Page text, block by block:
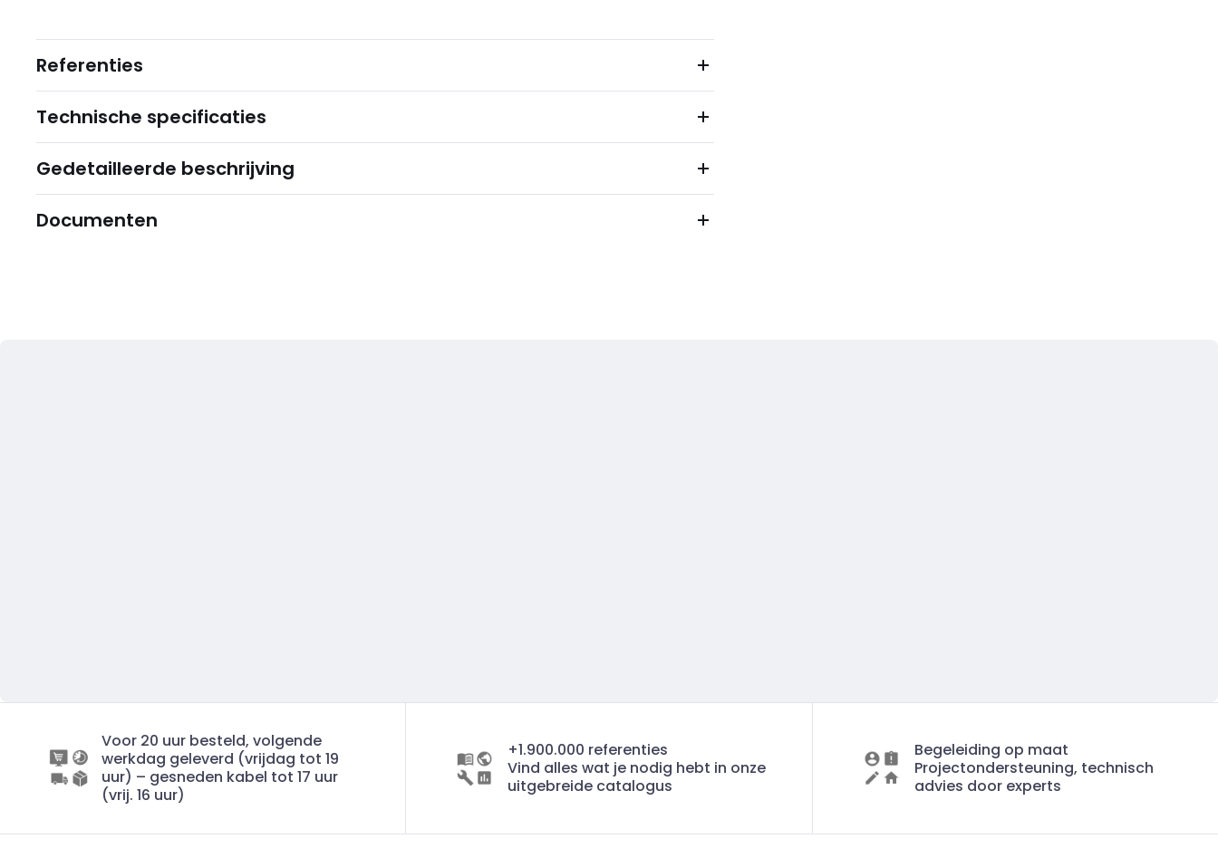
Referenties
Technische specificaties
Gedetailleerde beschrijving
Documenten
Voor 20 uur besteld, volgende
werkdag geleverd (vrijdag tot 19
uur) – gesneden kabel tot 17 uur
(vrij. 16 uur)
+1.900.000 referenties
Vind alles wat je nodig hebt in onze
uitgebreide catalogus
Begeleiding op maat
Projectondersteuning, technisch
advies door experts